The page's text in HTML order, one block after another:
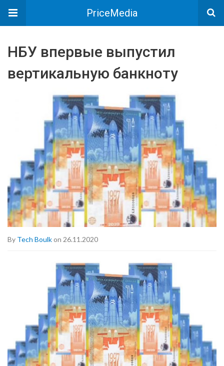
PriceMedia
НБУ впервые выпустил
вертикальную банкноту
By Tech Boulkon 26.11.2020